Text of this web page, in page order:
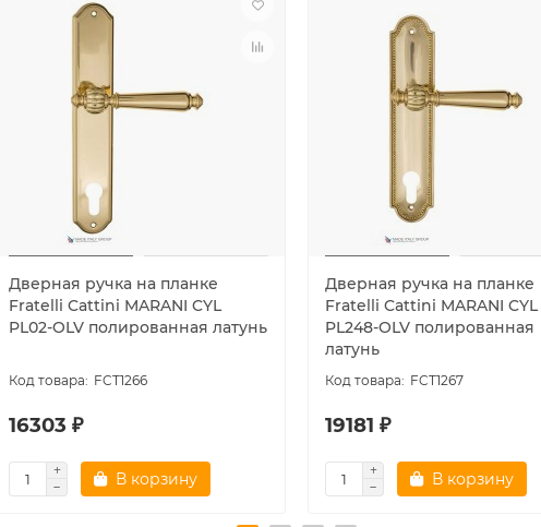
Дверная ручка на планке
Fratelli Cattini MARANI CYL
PL02-OLV полированная латунь
FCT1266
16303 ₽
В корзину
Дверная ручка на планке
Fratelli Cattini MARANI CYL
PL248-OLV полированная
латунь
FCT1267
19181 ₽
В корзину